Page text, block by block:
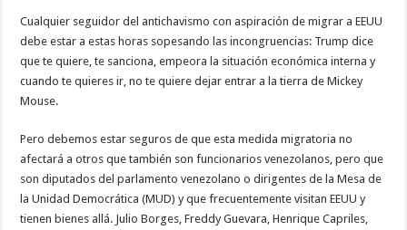
Cualquier seguidor del antichavismo con aspiración de migrar a EEUU
debe estar a estas horas sopesando las incongruencias: Trump dice
que te quiere, te sanciona, empeora la situación económica interna y
cuando te quieres ir, no te quiere dejar entrar a la tierra de Mickey
Mouse.
Pero debemos estar seguros de que esta medida migratoria no
afectará a otros que también son funcionarios venezolanos, pero que
son diputados del parlamento venezolano o dirigentes de la Mesa de
la Unidad Democrática (MUD) y que frecuentemente visitan EEUU y
tienen bienes allá. Julio Borges, Freddy Guevara, Henrique Capriles,